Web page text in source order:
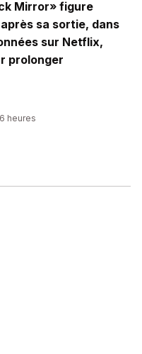
Mirror» figure
sa sortie, dans
sur Netflix,
prolonger
heures